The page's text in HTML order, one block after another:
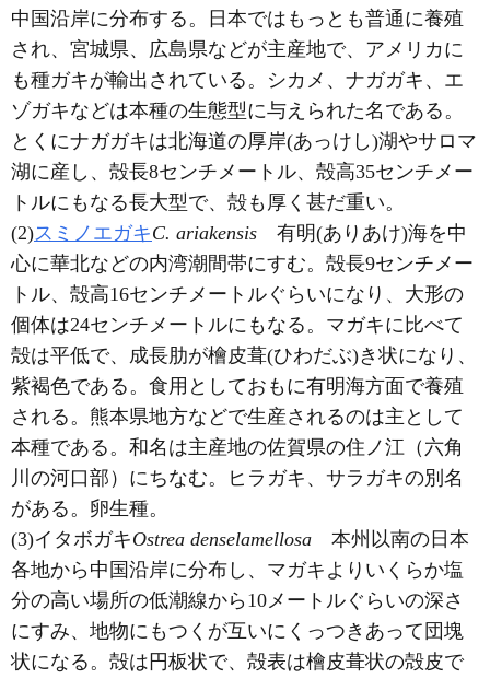
中国沿岸に分布する。日本ではもっとも普通に養殖
され、宮城県、広島県などが主産地で、アメリカに
も種ガキが輸出されている。シカメ、ナガガキ、エ
ゾガキなどは本種の生態型に与えられた名である。
とくにナガガキは北海道の厚岸(あっけし)湖やサロマ
湖に産し、殻長8センチメートル、殻高35センチメー
トルにもなる長大型で、殻も厚く甚だ重い。
(2)スミノエガキC. ariakensis 有明(ありあけ)海を中
心に華北などの内湾潮間帯にすむ。殻長9センチメー
トル、殻高16センチメートルぐらいになり、大形の
個体は24センチメートルにもなる。マガキに比べて
殻は平低で、成長肋が檜皮葺(ひわだぶ)き状になり、
紫褐色である。食用としておもに有明海方面で養殖
される。熊本県地方などで生産されるのは主として
本種である。和名は主産地の佐賀県の住ノ江（六角
川の河口部）にちなむ。ヒラガキ、サラガキの別名
がある。卵生種。
(3)イタボガキOstrea denselamellosa 本州以南の日本
各地から中国沿岸に分布し、マガキよりいくらか塩
分の高い場所の低潮線から10メートルぐらいの深さ
にすみ、地物にもつくが互いにくっつきあって団塊
状になる。殻は円板状で、殻表は檜皮葺状の殻皮で